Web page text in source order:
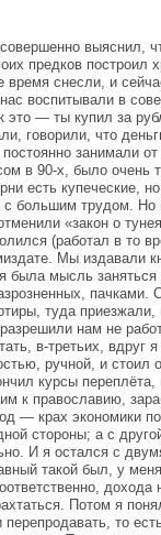
выяснил,
предков построил
время снесли, и
воспитывали в
это — ты купил за
говорили, что
занимали
в 90-х, было очень
есть купеческие,
с большим трудом. Но
«закон о
(работал в то
Мы издавали
мысль заняться
туда
нам не
в-третьих,
ручной, и стоил
курсы
к православию,
— крах экономики
стороны; а с
И я остался с
такой был, у
дохода
Потом я
то